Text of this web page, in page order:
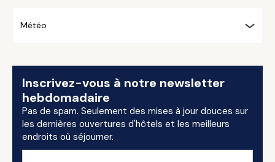
Météo
Inscrivez-vous à notre newsletter
hebdomadaire
Pas de spam. Seulement des mises à jour douces sur
les dernières ouvertures d'hôtels et les meilleurs
endroits où séjourner.